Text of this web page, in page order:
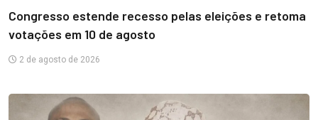
Congresso estende recesso pelas eleições e retoma
votações em 10 de agosto
2 de agosto de 2026